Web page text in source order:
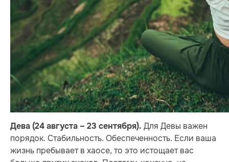
Дева (24 августа – 23 сентября). Для Девы важен
порядок. Стабильность. Обеспеченность. Если ваша
жизнь пребывает в хаосе, то это истощает вас